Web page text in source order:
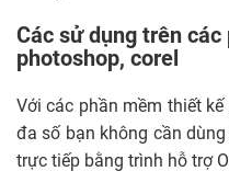
Các sử dụng trên
photoshop, corel
Với các phần mềm thiết
đa số bạn không cần
trực tiếp bằng trình hỗ trợ